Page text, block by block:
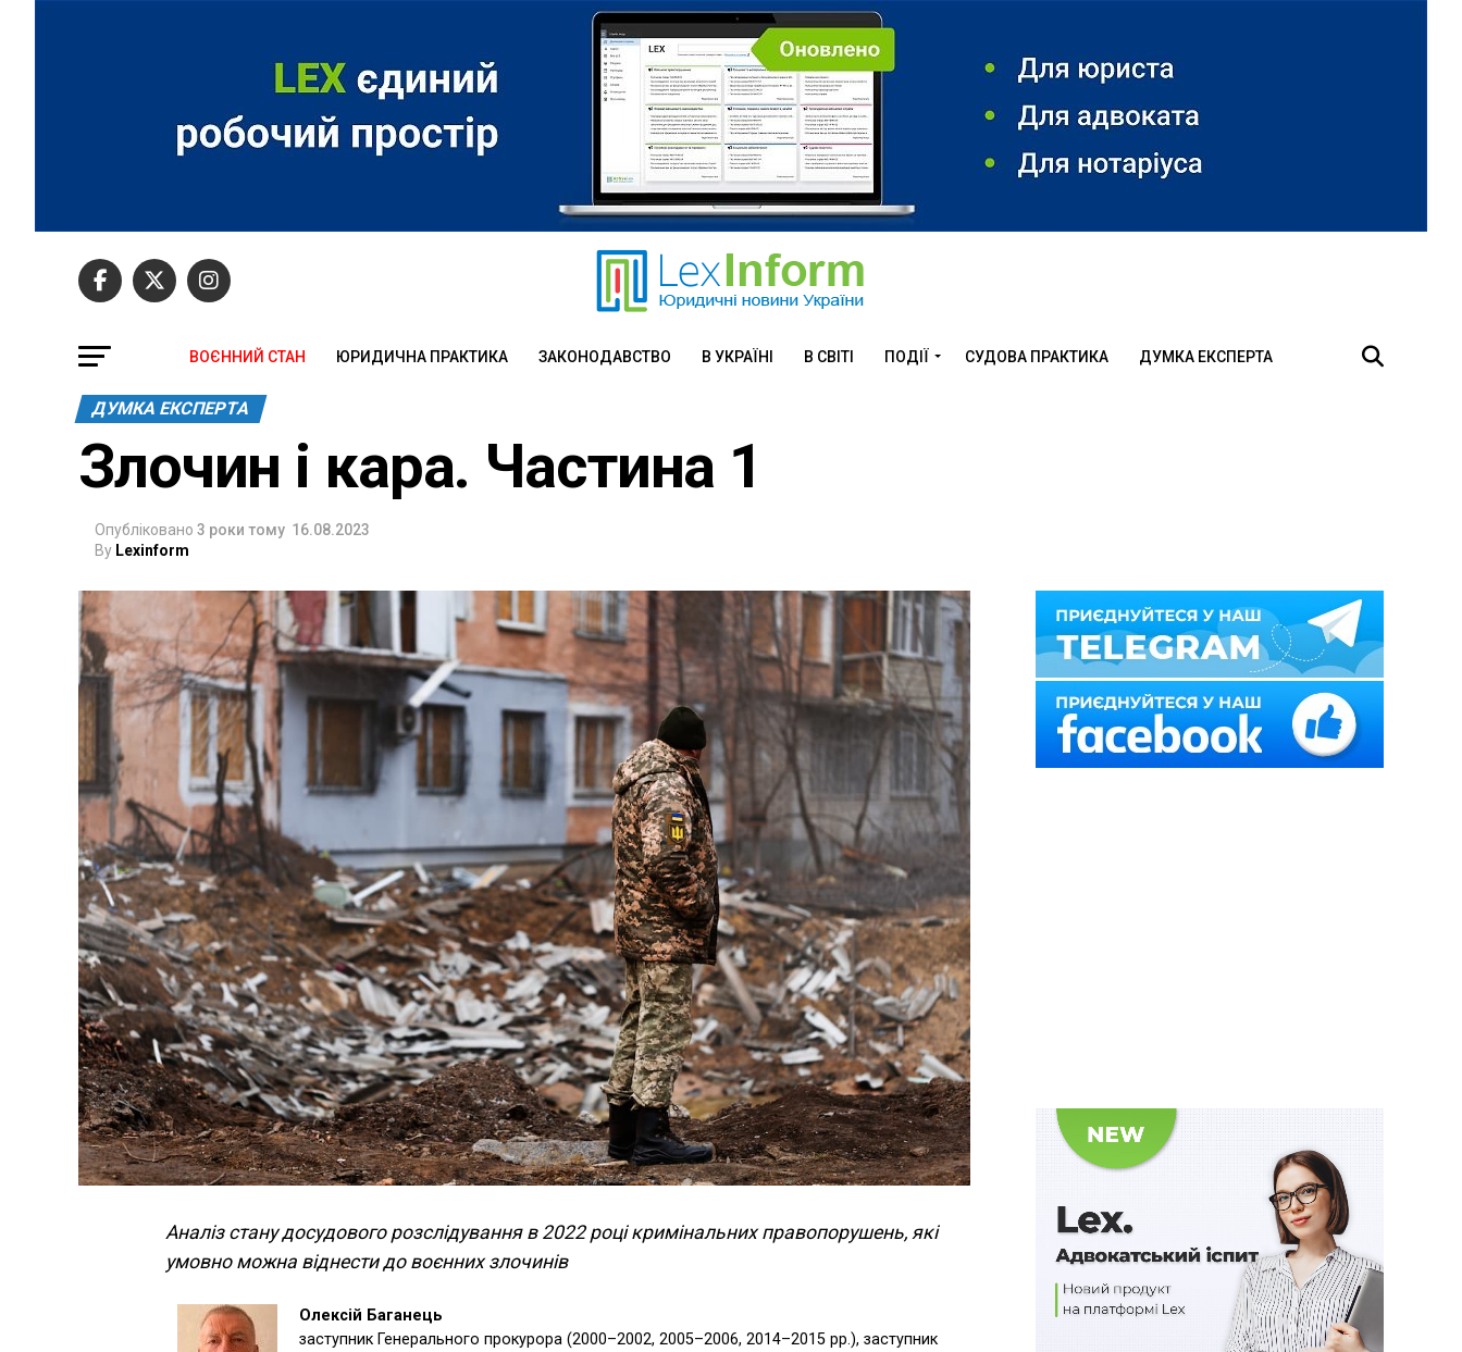
ВОЄННИЙ СТАН ЮРИДИЧНА ПРАКТИКА ЗАКОНОДАВСТВО В УКРАЇНІ В СВІТІ ПОДІЇ СУДОВА ПРАКТИКА ДУМКА ЕКСПЕРТА
ДУМКА ЕКСПЕРТА
Злочин і кара. Частина 1
Опубліковано 3 роки тому 16.08.2023
By Lexinform
Аналіз стану досудового розслідування в 2022 році кримінальних правопорушень, які
умовно можна віднести до воєнних злочинів
Олексій Баганець
заступник Генерального прокурора (2000–2002, 2005–2006, 2014–2015 рр.), заступник